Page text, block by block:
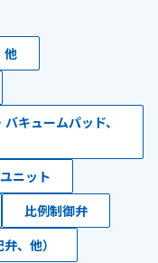
他
キュームパッド、
ニット
比例制御弁
、他）